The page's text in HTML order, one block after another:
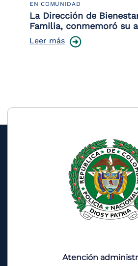
EN COMUNIDAD
La Dirección de
Familia, conmemoró su
Leer más
Atención